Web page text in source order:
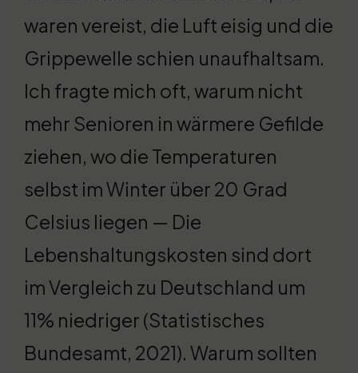
waren vereist, die Luft eisig und die
Grippewelle schien unaufhaltsam.
Ich fragte mich oft, warum nicht
mehr Senioren in wärmere Gefilde
ziehen, wo die Temperaturen
selbst im Winter über 20 Grad
Celsius liegen — Die
Lebenshaltungskosten sind dort
im Vergleich zu Deutschland um
11% niedriger (Statistisches
Bundesamt, 2021). Warum sollten